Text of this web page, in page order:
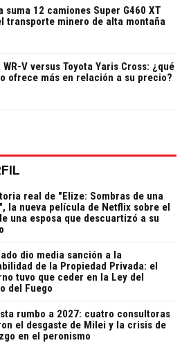
suma 12 camiones Super G460 XT
transporte minero de alta montaña
WR-V versus Toyota Yaris Cross: ¿qué
ofrece más en relación a su precio?
real de "Elize: Sombras de una
la nueva película de Netflix sobre el
una esposa que descuartizó a su
dio media sanción a la
de la Propiedad Privada: el
tuvo que ceder en la Ley del
del Fuego
rumbo a 2027: cuatro consultoras
el desgaste de Milei y la crisis de
en el peronismo